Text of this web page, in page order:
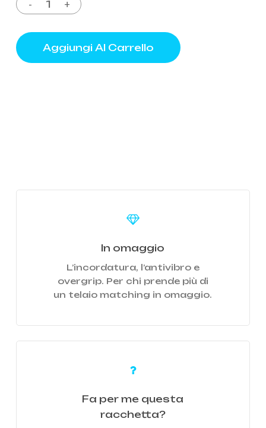
Aggiungi Al Carrello
In omaggio
L’incordatura, l’antivibro e
overgrip. Per chi prende più di
un telaio matching in omaggio.
Fa per me questa
racchetta?